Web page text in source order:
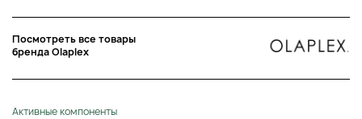
Посмотреть все товары
бренда Olaplex
Активные компоненты